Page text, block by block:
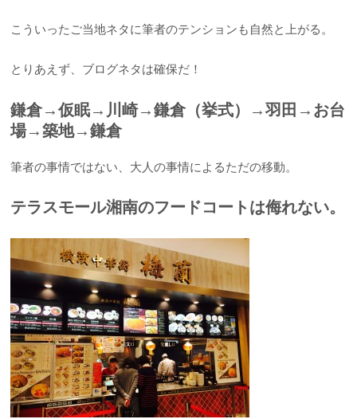
こういったご当地ネタに筆者のテンションも自然と上がる。
とりあえず、ブログネタは確保だ！
鎌倉→仮眠→川崎→鎌倉（挙式）→羽田→お台
場→築地→鎌倉
筆者の事情ではない、大人の事情によるただの移動。
テラスモール湘南のフードコートは侮れない。